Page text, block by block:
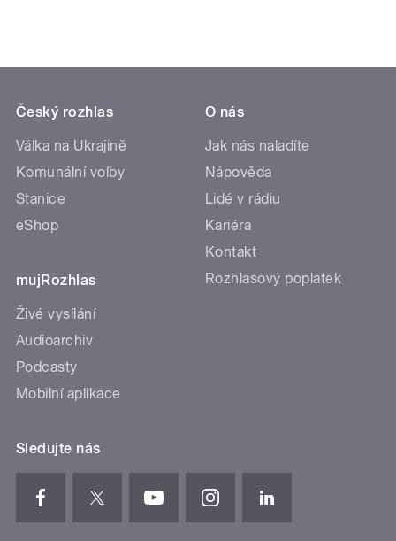
Český rozhlas
Válka na Ukrajině
Komunální volby
Stanice
eShop
mujRozhlas
Živé vysílání
Audioarchiv
Podcasty
Mobilní aplikace
O nás
Jak nás naladíte
Nápověda
Lidé v rádiu
Kariéra
Kontakt
Rozhlasový poplatek
Sledujte nás